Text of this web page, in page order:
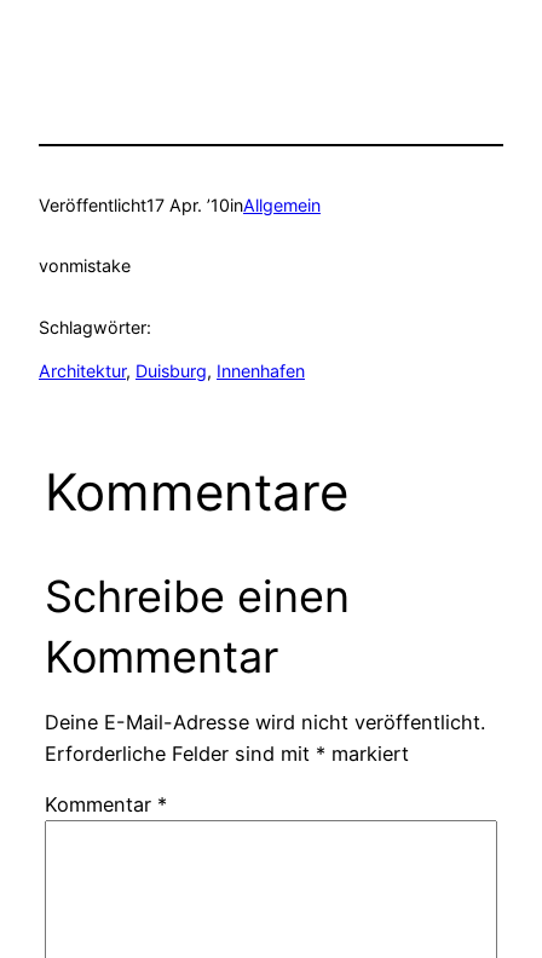
Veröffentlicht17 Apr. ’10inAllgemein
vonmistake
Schlagwörter:
Architektur, Duisburg, Innenhafen
Kommentare
Schreibe einen
Kommentar
Deine E-Mail-Adresse wird nicht veröffentlicht.
Erforderliche Felder sind mit * markiert
Kommentar *